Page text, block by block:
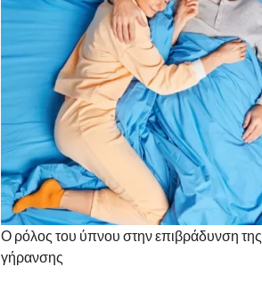
Ο ρόλος του ύπνου στην επιβράδυνση της
γήρανσης